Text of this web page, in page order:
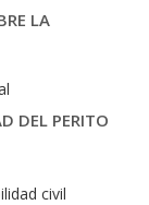
LA
DEL PERITO
civil